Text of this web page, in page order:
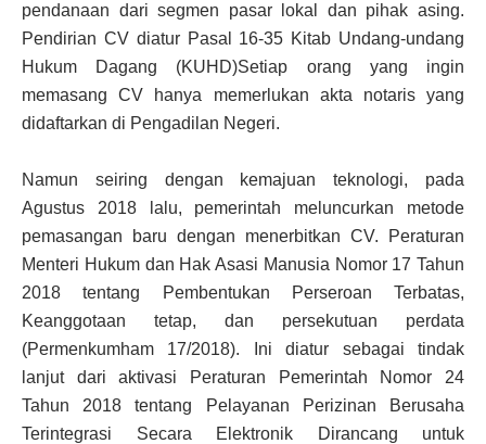
pendanaan dari segmen pasar lokal dan pihak asing.
Pendirian CV diatur Pasal 16-35 Kitab Undang-undang
Hukum Dagang (KUHD)Setiap orang yang ingin
memasang CV hanya memerlukan akta notaris yang
didaftarkan di Pengadilan Negeri.
Namun seiring dengan kemajuan teknologi, pada
Agustus 2018 lalu, pemerintah meluncurkan metode
pemasangan baru dengan menerbitkan CV. Peraturan
Menteri Hukum dan Hak Asasi Manusia Nomor 17 Tahun
2018 tentang Pembentukan Perseroan Terbatas,
Keanggotaan tetap, dan persekutuan perdata
(Permenkumham 17/2018). Ini diatur sebagai tindak
lanjut dari aktivasi Peraturan Pemerintah Nomor 24
Tahun 2018 tentang Pelayanan Perizinan Berusaha
Terintegrasi Secara Elektronik Dirancang untuk